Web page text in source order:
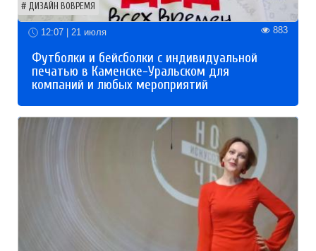
ДИЗАЙН ВОВРЕМЯ
12:07 | 21 июля 883
Футболки и бейсболки с индивидуальной
печатью в Каменске-Уральском для
компаний и любых мероприятий